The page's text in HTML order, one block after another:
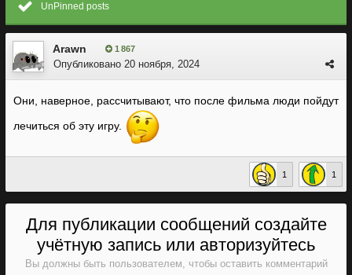
UnPinned posts
Arawn 1 867
Опубликовано 20 ноября, 2024
Они, наверное, рассчитывают, что после фильма люди пойдут
лечиться об эту игру.
1 1
Для публикации сообщений создайте
учётную запись или авторизуйтесь
Вы должны быть пользователем, чтобы оставить комментарий